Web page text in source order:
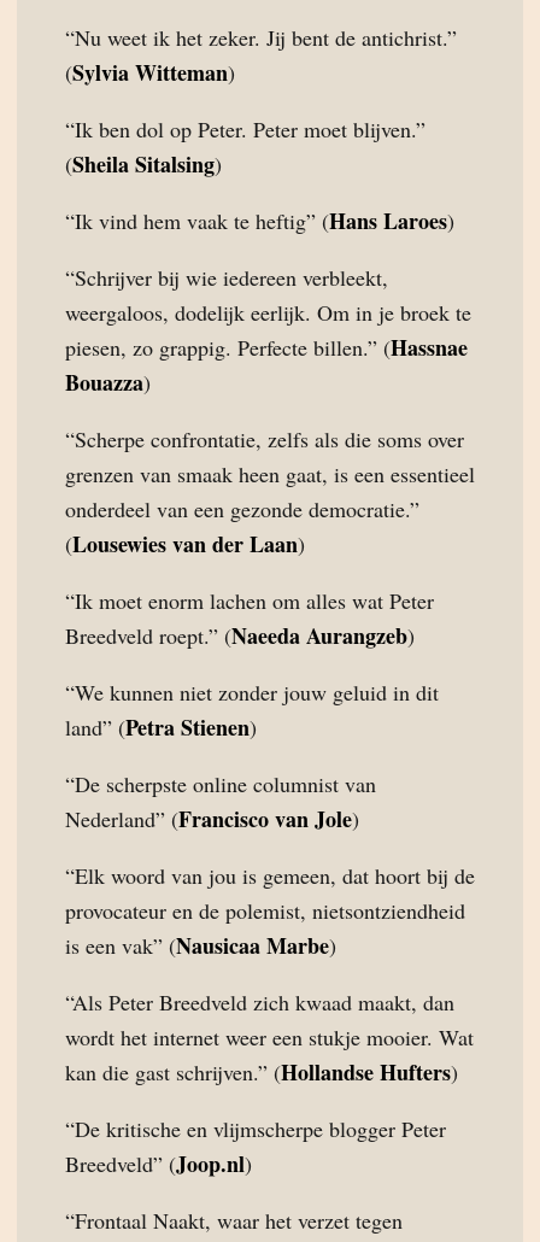
“Nu weet ik het zeker. Jij bent de antichrist.”
(Sylvia Witteman)
“Ik ben dol op Peter. Peter moet blijven.”
(Sheila Sitalsing)
“Ik vind hem vaak te heftig” (Hans Laroes)
“Schrijver bij wie iedereen verbleekt,
weergaloos, dodelijk eerlijk. Om in je broek te
piesen, zo grappig. Perfecte billen.” (Hassnae
Bouazza)
“Scherpe confrontatie, zelfs als die soms over
grenzen van smaak heen gaat, is een essentieel
onderdeel van een gezonde democratie.”
(Lousewies van der Laan)
“Ik moet enorm lachen om alles wat Peter
Breedveld roept.” (Naeeda Aurangzeb)
“We kunnen niet zonder jouw geluid in dit
land” (Petra Stienen)
“De scherpste online columnist van
Nederland” (Francisco van Jole)
“Elk woord van jou is gemeen, dat hoort bij de
provocateur en de polemist, nietsontziendheid
is een vak” (Nausicaa Marbe)
“Als Peter Breedveld zich kwaad maakt, dan
wordt het internet weer een stukje mooier. Wat
kan die gast schrijven.” (Hollandse Hufters)
“De kritische en vlijmscherpe blogger Peter
Breedveld” (Joop.nl)
“Frontaal Naakt, waar het verzet tegen